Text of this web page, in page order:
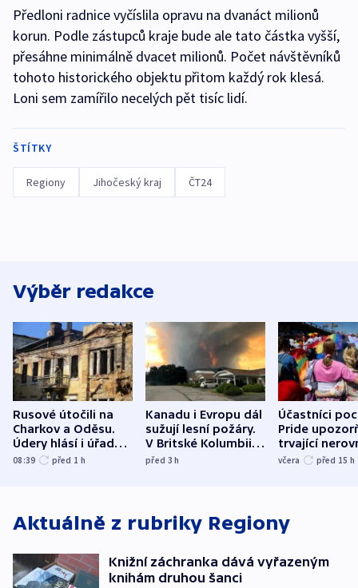
Předloni radnice vyčíslila opravu na dvanáct milionů
korun. Podle zástupců kraje bude ale tato částka vyšší,
přesáhne minimálně dvacet milionů. Počet návštěvníků
tohoto historického objektu přitom každý rok klesá.
Loni sem zamířilo necelých pět tisíc lidí.
ŠTÍTKY
Regiony Jihočeský kraj ČT24
Výběr redakce
Rusové útočili na
Charkov a Oděsu.
Údery hlásí i úřady v
Bělgorodu
08:39 před 1 h
Kanadu i Evropu dál
sužují lesní požáry.
V Britské Kolumbii
evakuovali tisíce lidí
před 3h
Účastníci
Pride
trvající
včera před 15 h
Aktuálně z rubriky Regiony
Knižní záchranka dává vyřazeným
knihám druhou šanci